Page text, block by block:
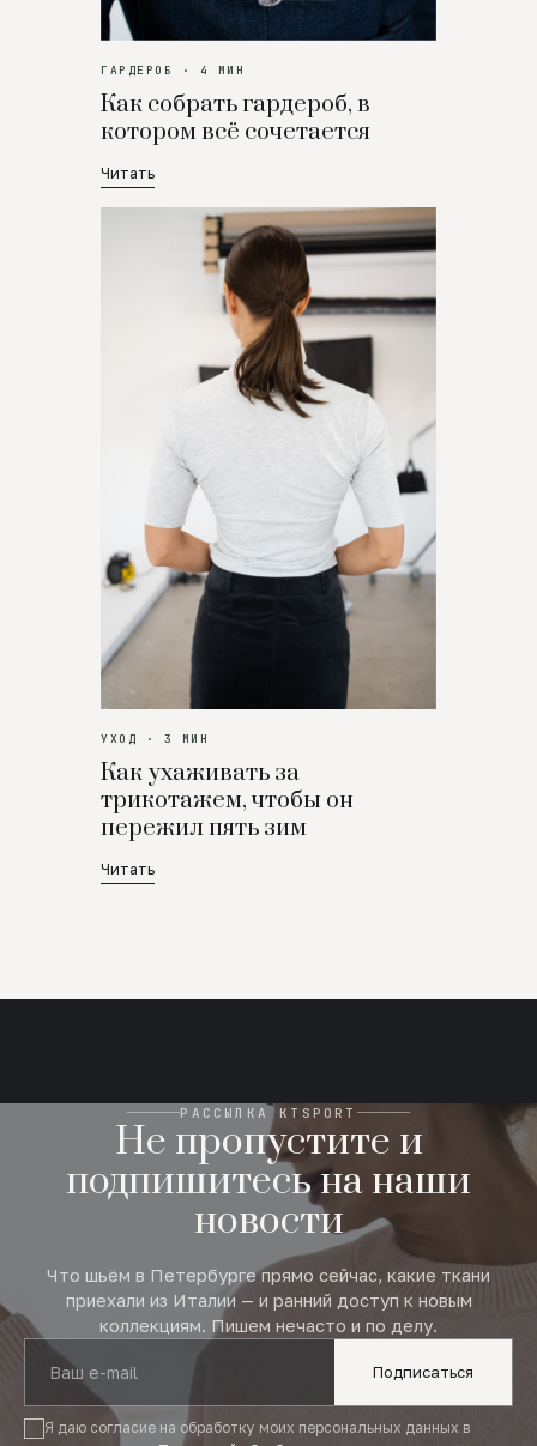
ГАРДЕРОБ · 4 МИН
Как собрать гардероб, в
котором всё сочетается
Читать
УХОД · 3 МИН
Как ухаживать за
трикотажем, чтобы он
пережил пять зим
Читать
РАССЫЛКА KTSPORT
Не пропустите и
подпишитесь на наши
новости
Что шьём в Петербурге прямо сейчас, какие ткани
приехали из Италии — и ранний доступ к новым
коллекциям. Пишем нечасто и по делу.
Подписаться
Я даю согласие на обработку моих персональных данных в